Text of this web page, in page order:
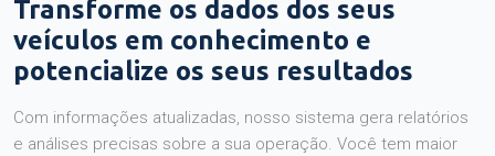
Transforme os dados dos seus
veículos em conhecimento e
potencialize os seus resultados
Com informações atualizadas, nosso sistema gera relatórios
e análises precisas sobre a sua operação. Você tem maior